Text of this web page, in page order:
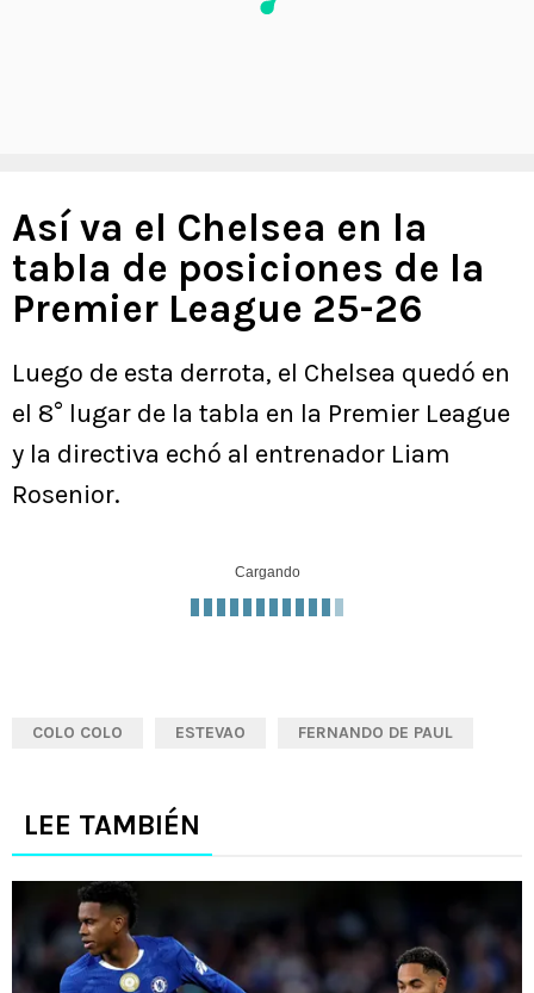
Así va el Chelsea en la
tabla de posiciones de la
Premier League 25-26
Luego de esta derrota, el Chelsea quedó en
el 8° lugar de la tabla en la Premier League
y la directiva echó al entrenador Liam
Rosenior.
Cargando
COLO COLO ESTEVAO FERNANDO DE PAUL
LEE TAMBIÉN